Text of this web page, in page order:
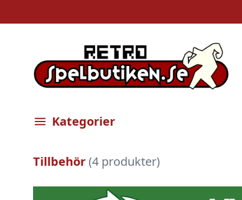
Öppna meny
Kategorier
Tillbehör(4 produkter)